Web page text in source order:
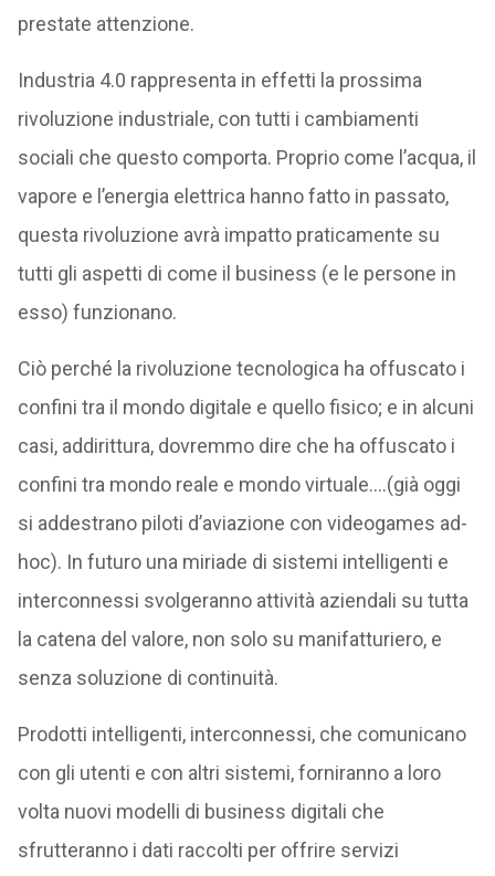
prestate attenzione.
Industria 4.0 rappresenta in effetti la prossima
rivoluzione industriale, con tutti i cambiamenti
sociali che questo comporta. Proprio come l’acqua, il
vapore e l’energia elettrica hanno fatto in passato,
questa rivoluzione avrà impatto praticamente su
tutti gli aspetti di come il business (e le persone in
esso) funzionano.
Ciò perché la rivoluzione tecnologica ha offuscato i
confini tra il mondo digitale e quello fisico; e in alcuni
casi, addirittura, dovremmo dire che ha offuscato i
confini tra mondo reale e mondo virtuale….(già oggi
si addestrano piloti d’aviazione con videogames ad-
hoc). In futuro una miriade di sistemi intelligenti e
interconnessi svolgeranno attività aziendali su tutta
la catena del valore, non solo su manifatturiero, e
senza soluzione di continuità.
Prodotti intelligenti, interconnessi, che comunicano
con gli utenti e con altri sistemi, forniranno a loro
volta nuovi modelli di business digitali che
sfrutteranno i dati raccolti per offrire servizi